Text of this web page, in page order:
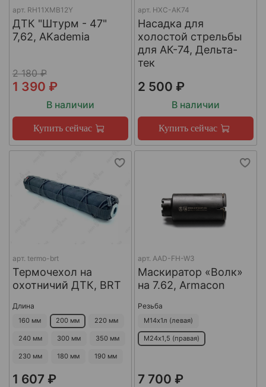
арт. RH11XMB12Y
ДТК "Штурм - 47"
7,62, AKademia
2 180 ₽
1 390 ₽
В наличии
Купить сейчас
арт. НХС-АК74
Насадка для
холостой стрельбы
для АК-74, Дельта-
тек
2 500 ₽
В наличии
Купить сейчас
арт. termo-brt
Термочехол на
охотничий ДТК, BRT
Длина
160 мм 200 мм 220 мм
240 мм 300 мм 350 мм
230 мм 180 мм 190 мм
1 607 ₽
арт. AAD-FH-W3
Маскиратор «Волк»
на 7.62, Armacon
Резьба
М14х1л (левая)
М24х1,5 (правая)
7 700 ₽